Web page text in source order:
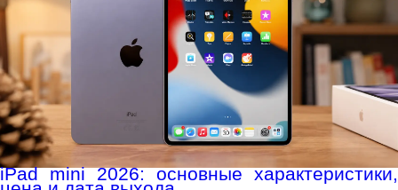
iPad mini 2026: основные характеристики,